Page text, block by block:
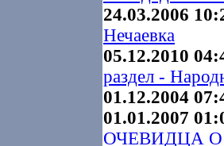
24.03.2006
Нечаевка
05.12.2010
раздел -
01.12.2004
01.01.2007
ОЧЕВИДЦА